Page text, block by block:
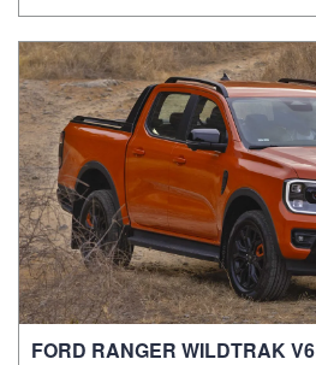
FORD RANGER WILDTRAK V6